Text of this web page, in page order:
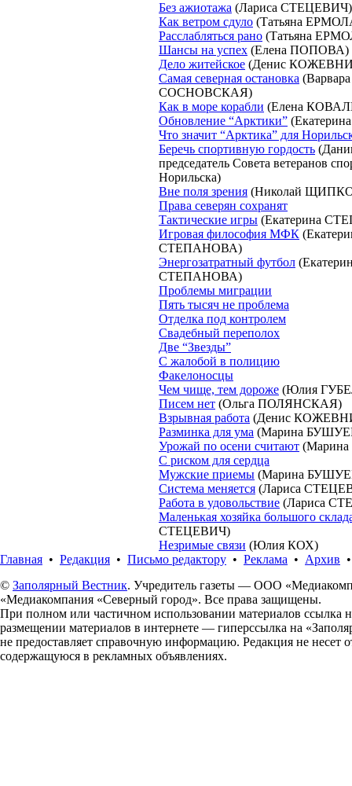
Без ажиотажа (Лариса СТЕЦЕВИЧ)
Как ветром сдуло (Татьяна
Расслабляться рано (Татьяна
Шансы на успех (Елена ПОПОВА)
Дело житейское (Денис
Самая северная остановка (Варвара
СОСНОВСКАЯ)
Как в море корабли (Елена
Обновление “Арктики”
Что значит “Арктика” для
Беречь спортивную гордость
председатель Совета ветеранов
Норильска)
Вне поля зрения (Николай
Права северян сохранят
Тактические игры (Екатерина
Игровая философия МФК
СТЕПАНОВА)
Энергозатратный футбол
СТЕПАНОВА)
Проблемы миграции
Пять тысяч не проблема
Отделка под контролем
Свадебный переполох
Две “Звезды”
С жалобой в полицию
Факелоносцы
Чем чище, тем дороже (Юлия
Писем нет (Ольга ПОЛЯНСКАЯ)
Взрывная работа (Денис
Разминка для ума (Марина
Урожай по осени считают
С риском для сердца
Мужские приемы (Марина
Система меняется (Лариса
Работа в удовольствие (Лариса
Маленькая хозяйка большого
СТЕЦЕВИЧ)
Незримые связи (Юлия КОХ)
Главная • Редакция • Письмо редактору • Реклама • Архив
© Заполярный Вестник. Учредитель газеты — ООО
«Медиакомпания «Северный город». Все права защищены.
При полном или частичном использовании материалов ссылка
размещении материалов в интернете — гиперссылка на
не предоставляет справочную информацию. Редакция не несет
содержащуюся в рекламных объявлениях.